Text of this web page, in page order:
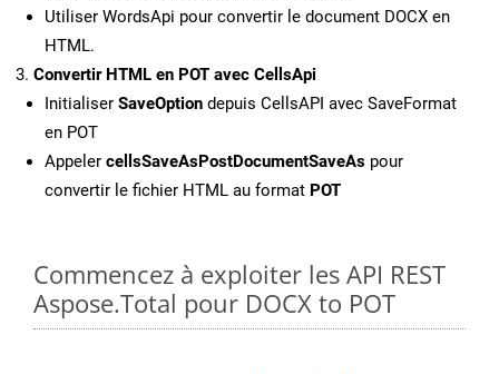
Utiliser WordsApi pour convertir le document DOCX en
HTML.
Convertir HTML en POT avec CellsApi
Initialiser SaveOption depuis CellsAPI avec SaveFormat
en POT
Appeler cellsSaveAsPostDocumentSaveAs pour
convertir le fichier HTML au format POT
Commencez à exploiter les API REST
Aspose.Total pour DOCX to POT